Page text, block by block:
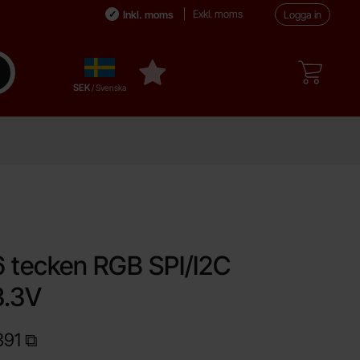
Inkl. moms Exkl. moms Logga in
sökningSverige
,SEK / Svenska
Mina favoriter
tecken RGB SPI/I2C